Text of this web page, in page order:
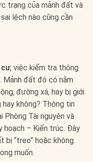
trạng của mảnh đất và
lệch nào cũng cần
, việc kiểm tra thông
Mảnh đất đó có nằm
đường xá, hay bị giới
không? Thông tin
Tài nguyên và
hoạch – Kiến trúc. Đây
bị “treo” hoặc không
muốn.